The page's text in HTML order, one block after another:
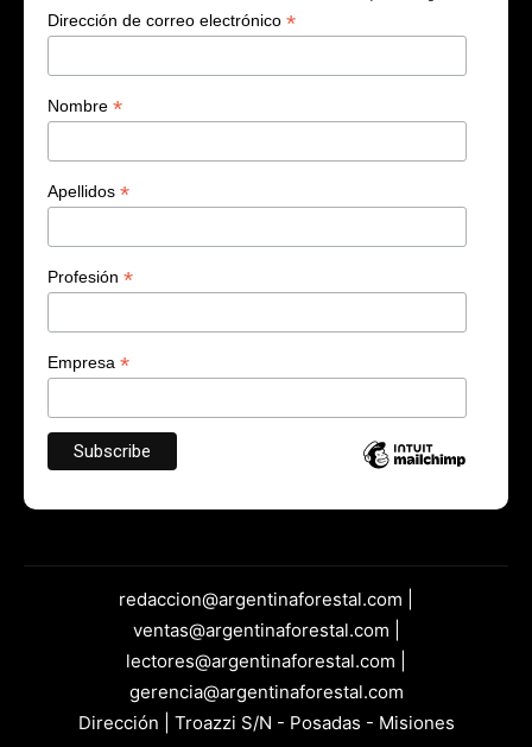
Dirección de correo electrónico *
Nombre *
Apellidos *
Profesión *
Empresa *
redaccion@argentinaforestal.com |
ventas@argentinaforestal.com |
lectores@argentinaforestal.com |
gerencia@argentinaforestal.com
Dirección | Troazzi S/N - Posadas - Misiones